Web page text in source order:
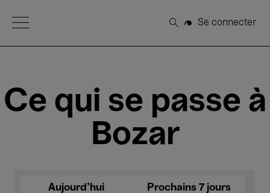
Open Menu
Rechercher
Se connecter
Ce qui se passe à
Bozar
Aujourd'hui Prochains 7 jours